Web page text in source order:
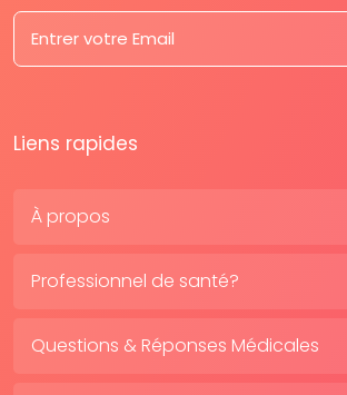
Liens rapides
À propos
Professionnel de santé?
Questions & Réponses Médicales